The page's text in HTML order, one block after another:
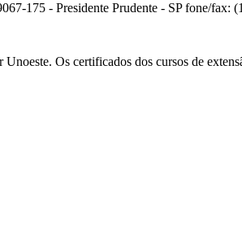
175 - Presidente Prudente - SP fone/fax:
Os certificados dos cursos de